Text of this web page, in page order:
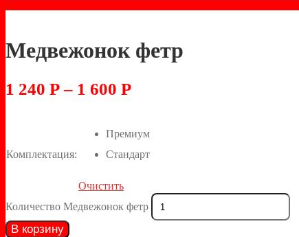
Медвежонок фетр
1 240 Р– 1 600 Р
Комплектация:
Премиум
Стандарт
Очистить
Количество Медвежонок фетр
В корзину